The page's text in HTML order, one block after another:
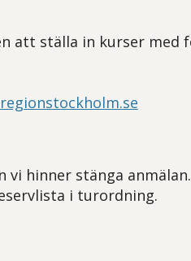
att ställa in kurser med
hinner stänga
i turordning.